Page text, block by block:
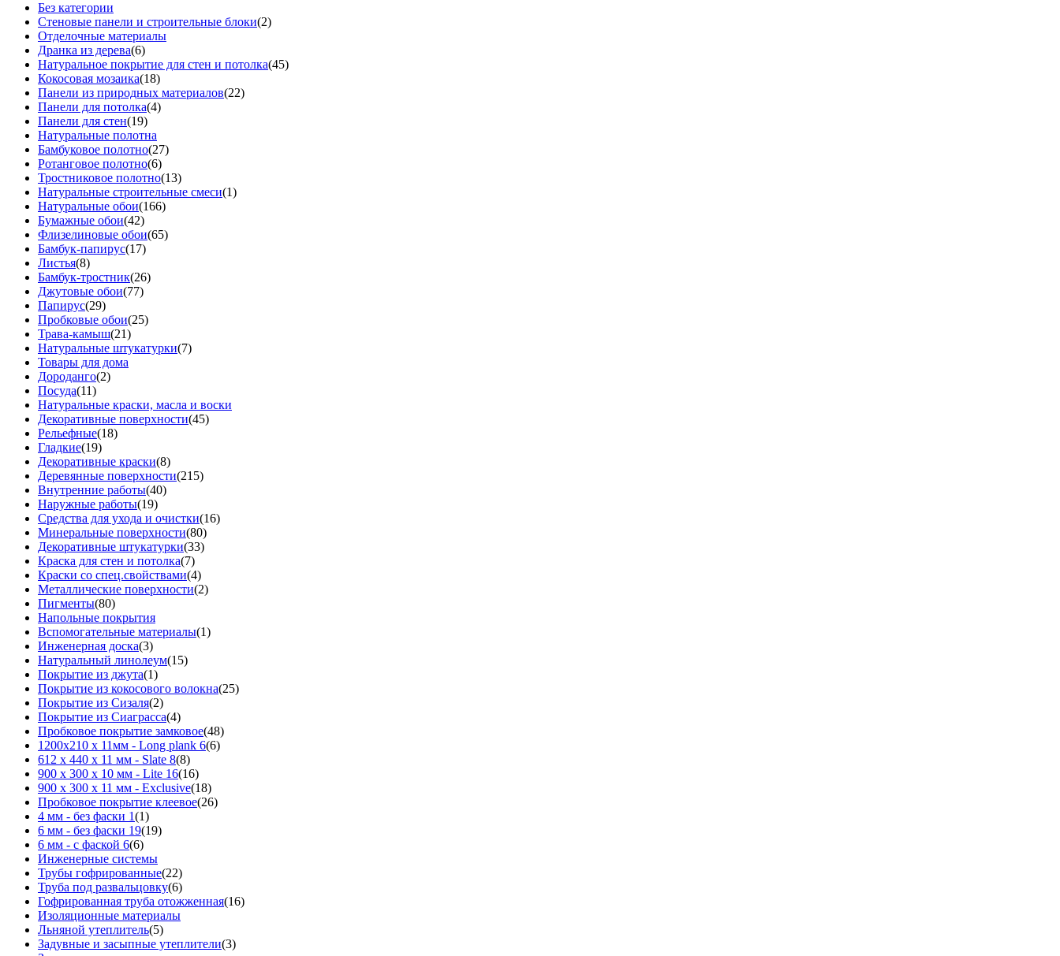
Без категории
Стеновые панели и строительные блоки(2)
Отделочные материалы
Дранка из дерева(6)
Натуральное покрытие для стен и потолка(45)
Кокосовая мозаика(18)
Панели из природных материалов(22)
Панели для потолка(4)
Панели для стен(19)
Натуральные полотна
Бамбуковое полотно(27)
Ротанговое полотно(6)
Тростниковое полотно(13)
Натуральные строительные смеси(1)
Натуральные обои(166)
Бумажные обои(42)
Флизелиновые обои(65)
Бамбук-папирус(17)
Листья(8)
Бамбук-тростник(26)
Джутовые обои(77)
Папирус(29)
Пробковые обои(25)
Трава-камыш(21)
Натуральные штукатурки(7)
Товары для дома
Дороданго(2)
Посуда(11)
Натуральные краски, масла и воски
Декоративные поверхности(45)
Рельефные(18)
Гладкие(19)
Декоративные краски(8)
Деревянные поверхности(215)
Внутренние работы(40)
Наружные работы(19)
Средства для ухода и очистки(16)
Минеральные поверхности(80)
Декоративные штукатурки(33)
Краска для стен и потолка(7)
Краски со спец.свойствами(4)
Металлические поверхности(2)
Пигменты(80)
Напольные покрытия
Вспомогательные материалы(1)
Инженерная доска(3)
Натуральный линолеум(15)
Покрытие из джута(1)
Покрытие из кокосового волокна(25)
Покрытие из Сизаля(2)
Покрытие из Сиаграсса(4)
Пробковое покрытие замковое(48)
1200х210 х 11мм - Long plank 6(6)
612 х 440 х 11 мм - Slate 8(8)
900 х 300 х 10 мм - Lite 16(16)
900 х 300 х 11 мм - Exclusive(18)
Пробковое покрытие клеевое(26)
4 мм - без фаски 1(1)
6 мм - без фаски 19(19)
6 мм - с фаской 6(6)
Инженерные системы
Трубы гофрированные(22)
Труба под развальцовку(6)
Гофрированная труба отожженная(16)
Изоляционные материалы
Льняной утеплитель(5)
Задувные и засыпные утеплители(3)